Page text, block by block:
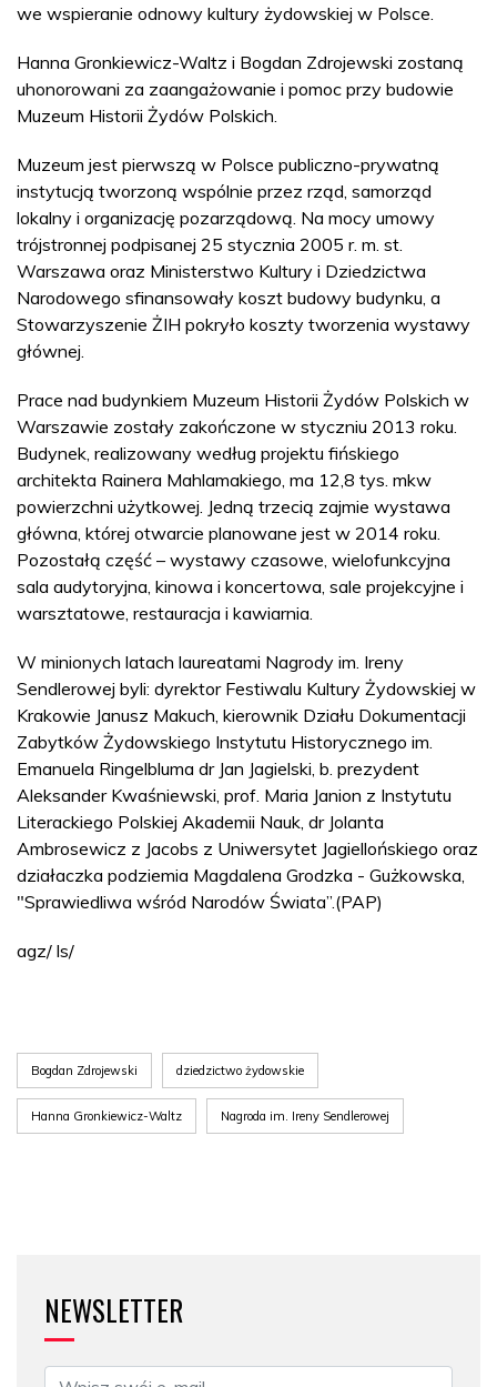
we wspieranie odnowy kultury żydowskiej w Polsce.
Hanna Gronkiewicz-Waltz i Bogdan Zdrojewski zostaną
uhonorowani za zaangażowanie i pomoc przy budowie
Muzeum Historii Żydów Polskich.
Muzeum jest pierwszą w Polsce publiczno-prywatną
instytucją tworzoną wspólnie przez rząd, samorząd
lokalny i organizację pozarządową. Na mocy umowy
trójstronnej podpisanej 25 stycznia 2005 r. m. st.
Warszawa oraz Ministerstwo Kultury i Dziedzictwa
Narodowego sfinansowały koszt budowy budynku, a
Stowarzyszenie ŻIH pokryło koszty tworzenia wystawy
głównej.
Prace nad budynkiem Muzeum Historii Żydów Polskich w
Warszawie zostały zakończone w styczniu 2013 roku.
Budynek, realizowany według projektu fińskiego
architekta Rainera Mahlamakiego, ma 12,8 tys. mkw
powierzchni użytkowej. Jedną trzecią zajmie wystawa
główna, której otwarcie planowane jest w 2014 roku.
Pozostałą część – wystawy czasowe, wielofunkcyjna
sala audytoryjna, kinowa i koncertowa, sale projekcyjne i
warsztatowe, restauracja i kawiarnia.
W minionych latach laureatami Nagrody im. Ireny
Sendlerowej byli: dyrektor Festiwalu Kultury Żydowskiej w
Krakowie Janusz Makuch, kierownik Działu Dokumentacji
Zabytków Żydowskiego Instytutu Historycznego im.
Emanuela Ringelbluma dr Jan Jagielski, b. prezydent
Aleksander Kwaśniewski, prof. Maria Janion z Instytutu
Literackiego Polskiej Akademii Nauk, dr Jolanta
Ambrosewicz z Jacobs z Uniwersytet Jagiellońskiego oraz
działaczka podziemia Magdalena Grodzka - Gużkowska,
"Sprawiedliwa wśród Narodów Świata”.(PAP)
agz/ ls/
Bogdan Zdrojewski dziedzictwo żydowskie
Hanna Gronkiewicz-Waltz Nagroda im. Ireny Sendlerowej
NEWSLETTER